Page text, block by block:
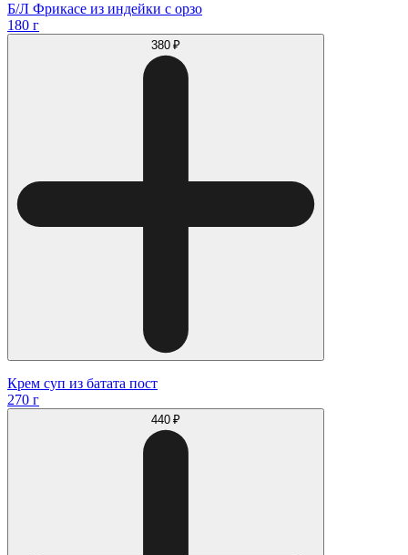
Б/Л Фрикасе из индейки с орзо
180 г
380 ₽
Крем суп из батата пост
270 г
440 ₽